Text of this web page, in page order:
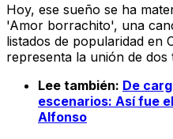
Hoy, ese sueño se ha
'Amor borrachito', una
listados de popularidad en
representa la unión de
Lee también: De
escenarios: Así fue
Alfonso